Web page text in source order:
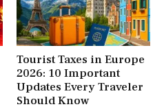
Tourist Taxes in Europe
2026: 10 Important
Updates Every Traveler
Should Know